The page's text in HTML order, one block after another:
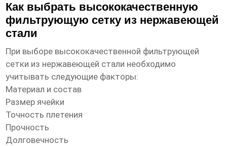
Как выбрать высококачественную
фильтрующую сетку из нержавеющей
стали
При выборе высококачественной фильтрующей
сетки из нержавеющей стали необходимо
учитывать следующие факторы:
Материал и состав
Размер ячейки
Точность плетения
Прочность
Долговечность